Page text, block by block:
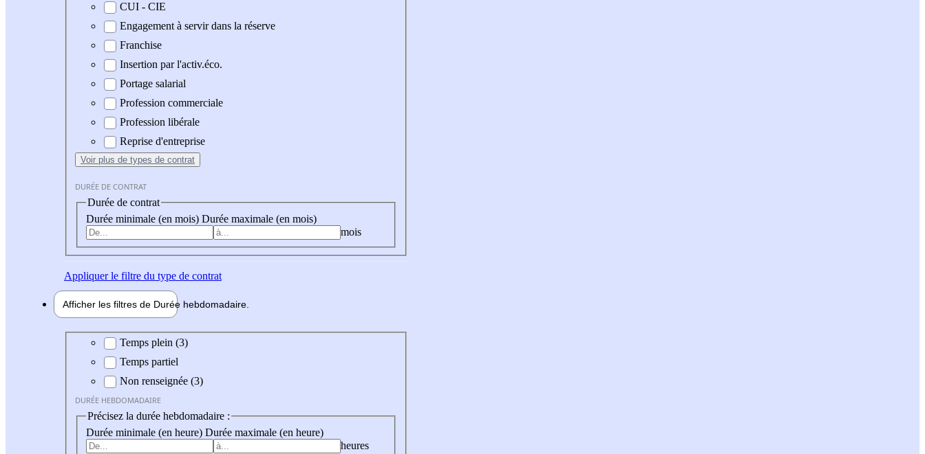
CUI - CIE
Engagement à servir dans la réserve
Franchise
Insertion par l'activ.éco.
Portage salarial
Profession commerciale
Profession libérale
Reprise d'entreprise
Voir plus de types de contrat
DURÉE DE CONTRAT
Durée de contrat
Durée minimale (en mois) Durée maximale (en mois)
mois
Appliquerle filtre du type de contrat
Afficher les filtres de Durée hebdomadaire
Durée hebdomadaire
Temps plein (3)
Temps partiel
Non renseignée (3)
DURÉE HEBDOMADAIRE
Précisez la durée hebdomadaire :
Durée minimale (en heure) Durée maximale (en heure)
heures